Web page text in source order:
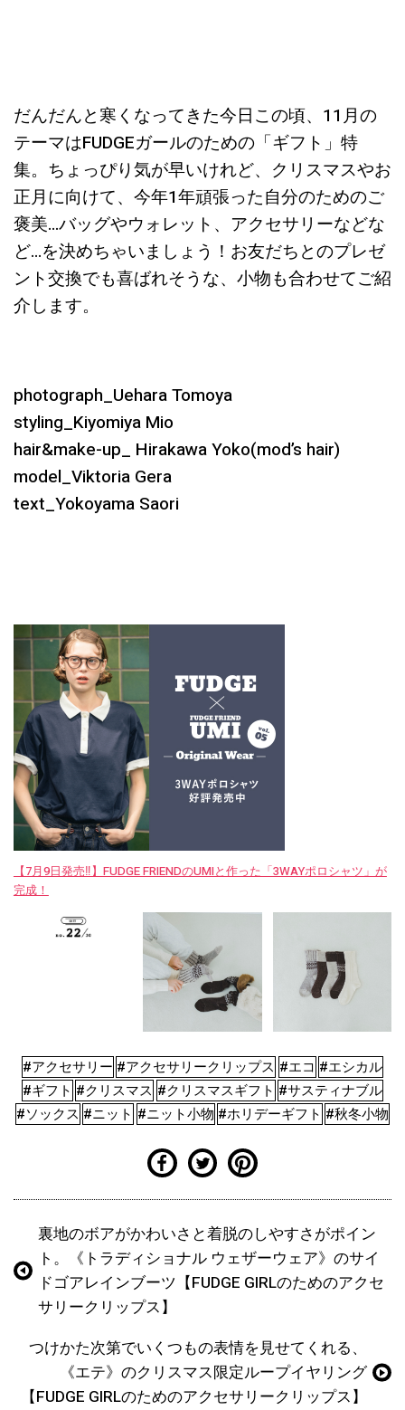
だんだんと寒くなってきた今日この頃、11月の
テーマはFUDGEガールのための「ギフト」特
集。ちょっぴり気が早いけれど、クリスマスやお
正月に向けて、今年1年頑張った自分のためのご
褒美…バッグやウォレット、アクセサリーなどな
ど…を決めちゃいましょう！お友だちとのプレゼ
ント交換でも喜ばれそうな、小物も合わせてご紹
介します。
photograph_Uehara Tomoya
styling_Kiyomiya Mio
hair&make-up_ Hirakawa Yoko(mod’s hair)
model_Viktoria Gera
text_Yokoyama Saori
【7月9日発売‼︎】FUDGE FRIENDのUMIと作った「3WAYポロシャツ」が
完成！
#アクセサリー #アクセサリークリップス #エコ #エシカル
#ギフト #クリスマス #クリスマスギフト #サスティナブル
#ソックス #ニット #ニット小物 #ホリデーギフト #秋冬小物
裏地のボアがかわいさと着脱のしやすさがポイン
ト。《トラディショナル ウェザーウェア》のサイ
ドゴアレインブーツ【FUDGE GIRLのためのアクセ
サリークリップス】
つけかた次第でいくつもの表情を見せてくれる、
《エテ》のクリスマス限定ループイヤリング
【FUDGE GIRLのためのアクセサリークリップス】